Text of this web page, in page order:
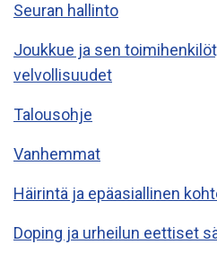
Seuran hallinto
Joukkue ja sen
velvollisuudet
Talousohje
Vanhemmat
Häirintä ja epäasiallinen
Doping ja urheilun eettiset